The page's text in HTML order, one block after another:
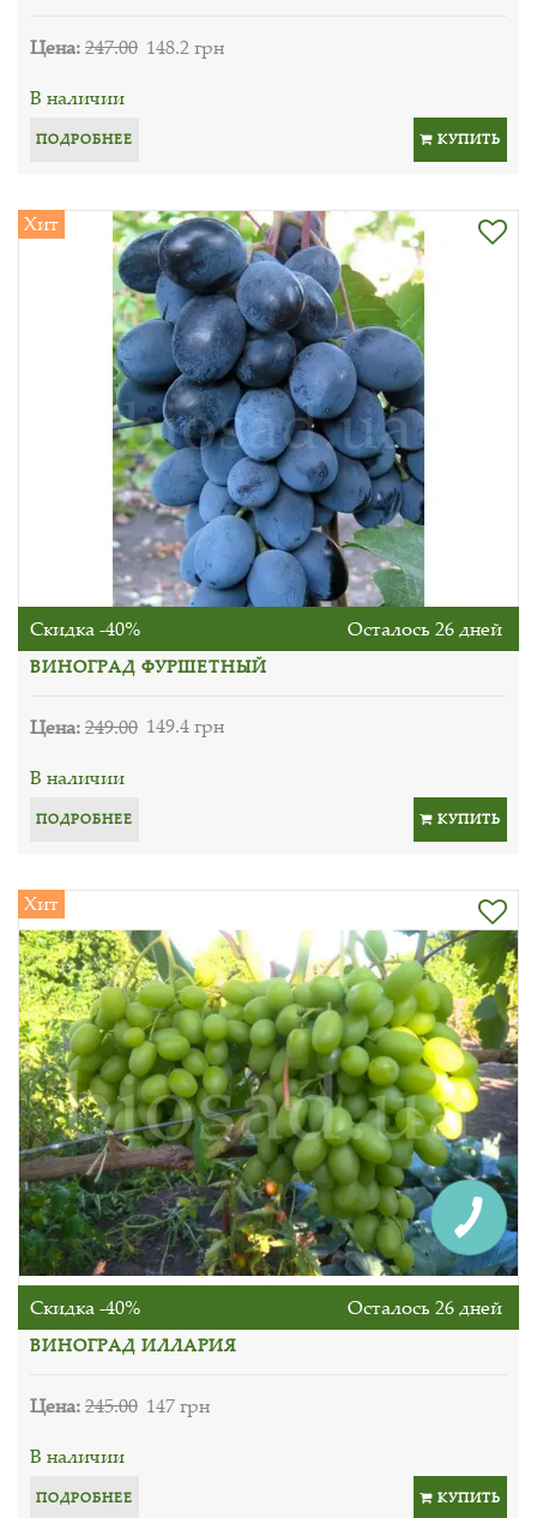
Цена:247.00 148.2 грн
В наличии
ПОДРОБНЕЕ КУПИТЬ
Хит
Скидка -40% Осталось 26 дней
ВИНОГРАД ФУРШЕТНЫЙ
Цена:249.00 149.4 грн
В наличии
ПОДРОБНЕЕ КУПИТЬ
Хит
Скидка -40% Осталось 26 дней
ВИНОГРАД ИЛЛАРИЯ
Цена:245.00 147 грн
В наличии
ПОДРОБНЕЕ КУПИТЬ